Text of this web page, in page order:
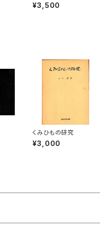
¥3,500
くみひもの研究
¥3,000